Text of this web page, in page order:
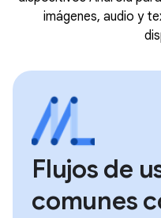
imágenes, audio y
Flujos de
comunes